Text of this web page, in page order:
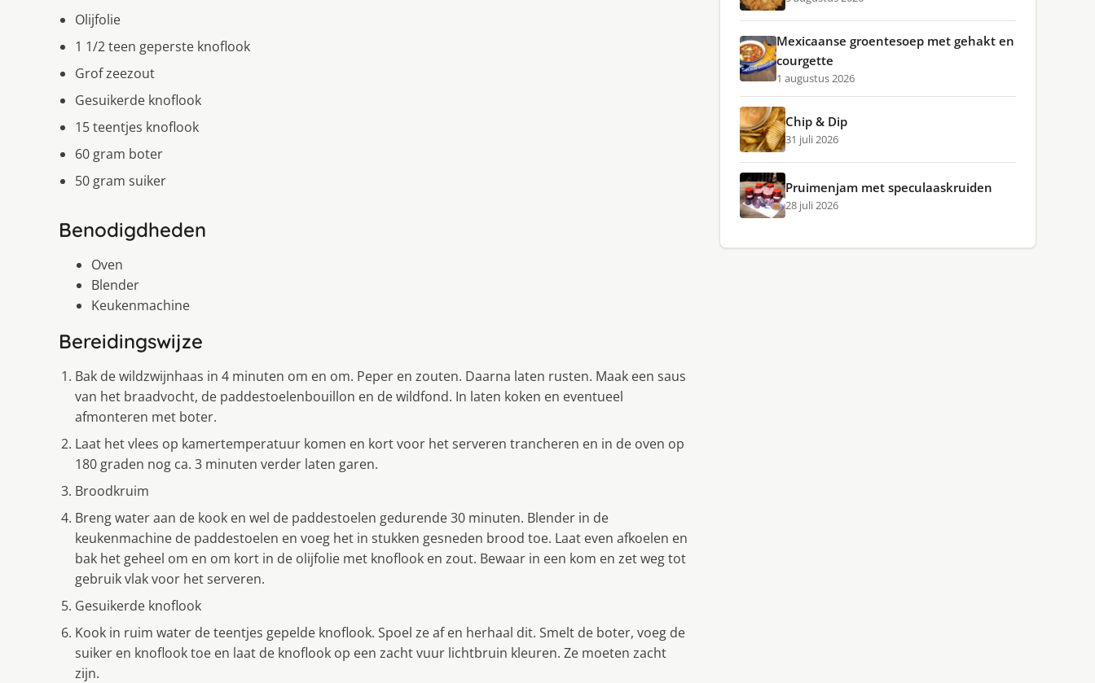
Olijfolie
1 1/2 teen geperste knoflook
Grof zeezout
Gesuikerde knoflook
15 teentjes knoflook
60 gram boter
50 gram suiker
Benodigdheden
Oven
Blender
Keukenmachine
Bereidingswijze
Bak de wildzwijnhaas in 4 minuten om en om. Peper en zouten. Daarna laten rusten. Maak een saus
van het braadvocht, de paddestoelenbouillon en de wildfond. In laten koken en eventueel
afmonteren met boter.
Laat het vlees op kamertemperatuur komen en kort voor het serveren trancheren en in de oven op
180 graden nog ca. 3 minuten verder laten garen.
Broodkruim
Breng water aan de kook en wel de paddestoelen gedurende 30 minuten. Blender in de
keukenmachine de paddestoelen en voeg het in stukken gesneden brood toe. Laat even afkoelen en
bak het geheel om en om kort in de olijfolie met knoflook en zout. Bewaar in een kom en zet weg tot
gebruik vlak voor het serveren.
Gesuikerde knoflook
Kook in ruim water de teentjes gepelde knoflook. Spoel ze af en herhaal dit. Smelt de boter, voeg de
suiker en knoflook toe en laat de knoflook op een zacht vuur lichtbruin kleuren. Ze moeten zacht
zijn.
Mexicaanse groentesoep met gehakt en
courgette
1 augustus 2026
Chip & Dip
31 juli 2026
Pruimenjam met speculaaskruiden
28 juli 2026